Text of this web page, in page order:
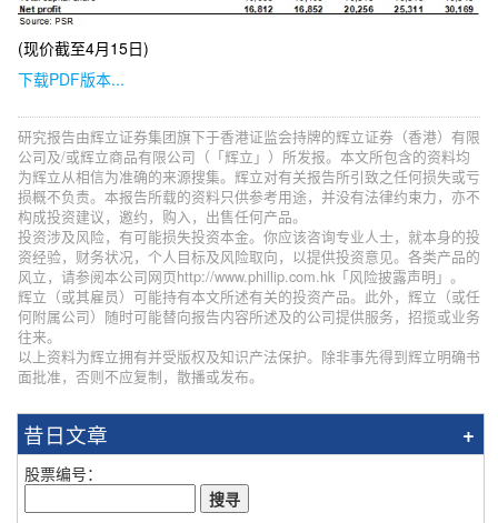
(现价截至4月15日)
下载PDF版本...
研究报告由辉立证券集团旗下于香港证监会持牌的辉立证券（香港）有限
公司及/或辉立商品有限公司（「辉立」）所发报。本文所包含的资料均
为辉立从相信为准确的来源搜集。辉立对有关报告所引致之任何损失或亏
损概不负责。本报告所载的资料只供参考用途，并没有法律约束力，亦不
构成投资建议，邀约，购入，出售任何产品。
投资涉及风险，有可能损失投资本金。你应该咨询专业人士，就本身的投
资经验，财务状况，个人目标及风险取向，以提供投资意见。各类产品的
风立，请参阅本公司网页http://www.phillip.com.hk「风险披露声明」。
辉立（或其雇员）可能持有本文所述有关的投资产品。此外，辉立（或任
何附属公司）随时可能替向报告内容所述及的公司提供服务，招揽或业务
往来。
以上资料为辉立拥有并受版权及知识产法保护。除非事先得到辉立明确书
面批准，否则不应复制，散播或发布。
昔日文章
股票编号：